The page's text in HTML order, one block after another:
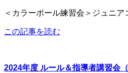
＜カラーボール練習会＞ジュニア
この記事を読む
2024年度 ルール＆指導者講習会